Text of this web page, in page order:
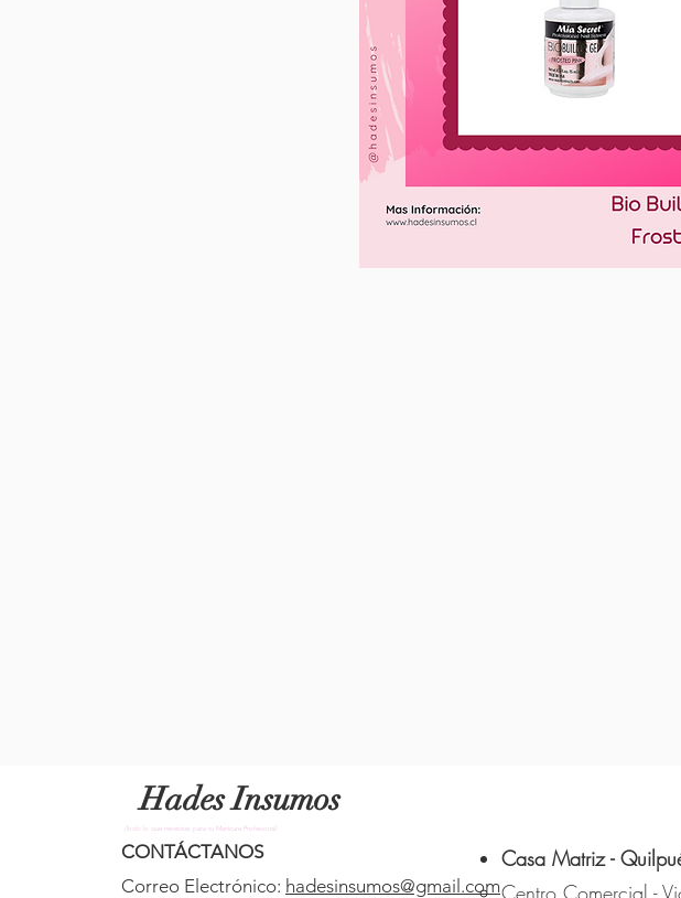
Hades Insumos
¡Todo lo que necesitas para tu Manicure Profesional!
CONTÁCTANOS
Correo Electrónico: hadesinsumos@gmail.com
Casa Matriz -
Centro Comercial -